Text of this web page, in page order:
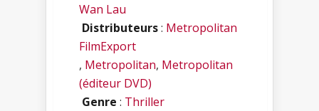
Wan Lau
Distributeurs: Metropolitan
FilmExport
, Metropolitan, Metropolitan
(éditeur DVD)
Genre : Thriller